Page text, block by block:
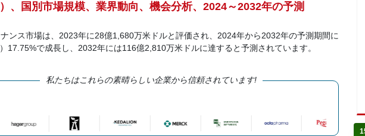
、国別市場規模、業界動向、機会分析、2024～2032年の予測
ンス市場は、2023年に28億1,680万米ドルと評価され、2024年から2032年の予測期間に
17.75%で成長し、2032年には116億2,810万米ドルに達すると予測されています。
私たちはこれらの素晴らしい企業から信頼されています!